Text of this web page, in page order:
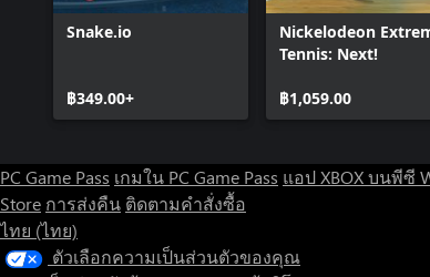
Snake.io
฿349.00+
Nickelodeon
Tennis: Next!
฿1,059.00
PC Game Pass เกมใน PC Game Pass แอป XBOX บนพีซี
Store การส่งคืน ติดตามคำสั่งซื้อ
ไทย (ไทย)
ตัวเลือกความเป็นส่วนตัวของคุณ